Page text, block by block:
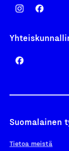
Suomalainen
Tietoa meistä